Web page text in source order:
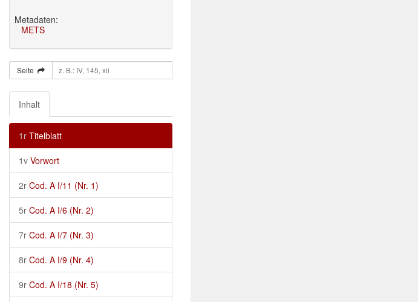
Metadaten:
METS
Seite
Inhalt
1r Titelblatt
1v Vorwort
2r Cod. A I/11 (Nr. 1)
5r Cod. A I/6 (Nr. 2)
7r Cod. A I/7 (Nr. 3)
8r Cod. A I/9 (Nr. 4)
9r Cod. A I/18 (Nr. 5)